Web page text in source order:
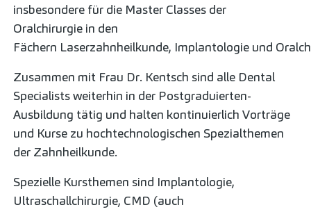
insbesondere für die Master Classes der
Oralchirurgie in den
Fächern Laserzahnheilkunde, Implantologie und
Zusammen mit Frau Dr. Kentsch sind alle Dental
Specialists weiterhin in der Postgraduierten-
Ausbildung tätig und halten kontinuierlich Vorträge
und Kurse zu hochtechnologischen Spezialthemen
der Zahnheilkunde.
Spezielle Kursthemen sind Implantologie,
Ultraschallchirurgie, CMD (auch